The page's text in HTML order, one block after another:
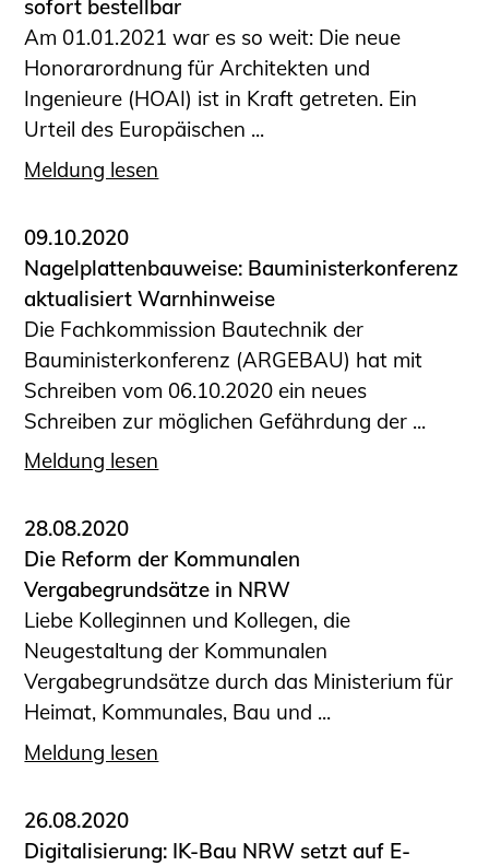
sofort bestellbar
Am 01.01.2021 war es so weit: Die neue
Honorarordnung für Architekten und
Ingenieure (HOAI) ist in Kraft getreten. Ein
Urteil des Europäischen ...
Meldung lesen
09.10.2020
Nagelplattenbauweise: Bauministerkonferenz
aktualisiert Warnhinweise
Die Fachkommission Bautechnik der
Bauministerkonferenz (ARGEBAU) hat mit
Schreiben vom 06.10.2020 ein neues
Schreiben zur möglichen Gefährdung der ...
Meldung lesen
28.08.2020
Die Reform der Kommunalen
Vergabegrundsätze in NRW
Liebe Kolleginnen und Kollegen, die
Neugestaltung der Kommunalen
Vergabegrundsätze durch das Ministerium für
Heimat, Kommunales, Bau und ...
Meldung lesen
26.08.2020
Digitalisierung: IK-Bau NRW setzt auf E-